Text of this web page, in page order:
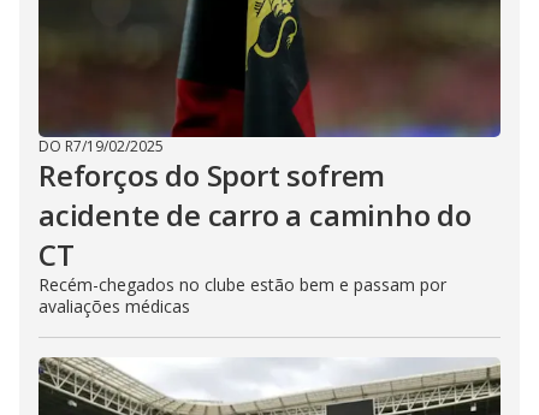
DO R7/19/02/2025
Reforços do Sport sofrem
acidente de carro a caminho do
CT
Recém-chegados no clube estão bem e passam por
avaliações médicas